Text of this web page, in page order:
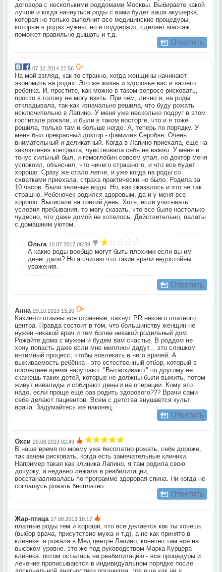
договора с несколькими роддомами Москвы. Выбираете какой
лучше и когда начнуться роды с вами будет ваша акушерка,
которая не только выполнит все медицинские процедуры,
которые в родах нужны, но и поддержит, сделает массаж,
поможет правильно дышать и т.д.
Ответить
07.12.2014 21:56
На мой взгляд, как-то странно, когда женщины начинают
экономить на родах. Это же жизнь и здоровье вас и вашего
ребенка. И, простите, как можно в таком вопросе рисковать,
просто в голову не могу взять. При чем, лично я, на роды
откладывала, так-как изначально решила, что буду рожать
исключительно в Лапино. У меня уже несколько подруг в этом
госпитале рожали, и были в таком восторге, что и я тоже
решила, только там и больше негде. А, теперь по порядку. У
меня был прекрасный доктор - фамилия Серобян. Очень
внимательный и деликатный. Когда в Лапино приехала, еще на
заключения контракта, чувствовала себя не важно. У меня и
тонус сильный был, и гемоглобин совсем упал, но доктор меня
успокоил, объяснил, что ничего страшного, и что все будет
хорошо. Сразу же стало легче, и уже когда на роды со
схватками приехала, страха практически не было. Родила за
10 часов. Были зеленые воды. Но, как оказалось и это не так
страшно. Ребеночек родился здоровым, да и у меня все
хорошо. Выписали на третий день. Хотя, если учитывать
условия пребывания, то могу сказать, что все было настолько
чудесно, что даже домой не хотелось. Действительно, палаты
с домашним уютом.
Ольга 10.07.2017 06:39
А какие роды вообще могут быть плохими если вы им
денег дали? Но я считаю что такие врачи недостойны
уважения.
Ответить
Анна 29.10.2013 13:20
Какие-то отзывы все странные, пахнут PR некоего платного
центра. Правда состоит в том, что большинству женщин не
нужен никакой врач и тем более никакой родильный дом.
Рожайте дома с мужем и будем вам счастье. В роддом не
хочу попасть даже если мне миллион дадут... это слишком
интимный процесс, чтобы вовлекать в него врачей. А
выживаемость ребёнка - это естественный отбор, который в
последнее время нарушают. "Вытаскивают" по другому не
скажешь таких детей, которые не должны были выжить, потом
живут инвалиды и собирают деньги на операции. Кому это
надо, если проще ещё раз родить здорового??? Врачи сами
себе делают пациентов. Всем с детства внушается культ
врача. Задумайтесь же наконец.
Ответить
Окси 20.08.2013 02:49
В наше время по моему уже бесплатно рожать, себе дороже,
так зачем рисковать, когда есть замечательные клиники.
Например такая как клиника Лапино, я там родила свою
дочурку, а недавно лежала в реабилитации,
восстанавливалась по программе здоровая спина. Ни когда не
соглашусь рожать бесплатно.
Ответить
Жар-птица 17.08.2013 16:17
платные роды тем и хороши, что все делается как ты хочешь
(выбор врача, присутствие мужа и т.д), а не как принято в
клинике. я рожала в Мед.центре Лапино, конечно там все на
высоком уровне. это же под руководством Марка Курцера
клиника. потом осталась на реабилитацию - все процедуры и
лечение прописываются в индивидуальном порядке после